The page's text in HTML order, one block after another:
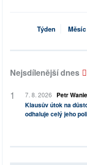
Týden Měsíc
Nejsdílenější dnes
7. 8. 2026
Petr
Klausův útok na
odhaluje celý jeho